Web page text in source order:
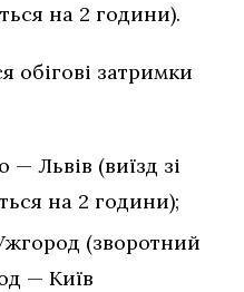
на 2 години).
обігові затримки
Львів (виїзд зі
на 2 години);
(зворотний
— Київ